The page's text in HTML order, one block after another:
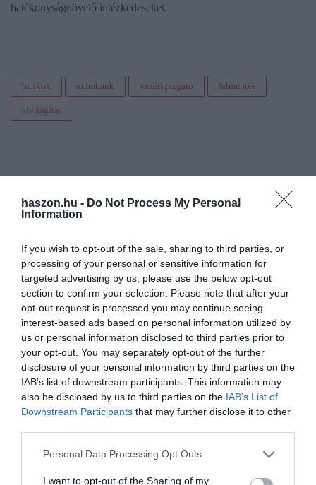
haszon.hu - Do Not Process My Personal
Information
If you wish to opt-out of the sale, sharing to third parties, or
processing of your personal or sensitive information for
targeted advertising by us, please use the below opt-out
section to confirm your selection. Please note that after your
opt-out request is processed you may continue seeing
interest-based ads based on personal information utilized by
us or personal information disclosed to third parties prior to
your opt-out. You may separately opt-out of the further
disclosure of your personal information by third parties on the
IAB’s list of downstream participants. This information may
also be disclosed by us to third parties on the IAB’s List of
Downstream Participants that may further disclose it to other
Please note that this website/app uses one or more Google
not limited to your visit or usage behaviour. You may click to
Personal Data Processing Opt Outs
I want to opt-out of the Sharing of my
hatékonyságnövelő intézkedéseket.
bankok eximbank vezérigazgató felmentés
átvilágítás